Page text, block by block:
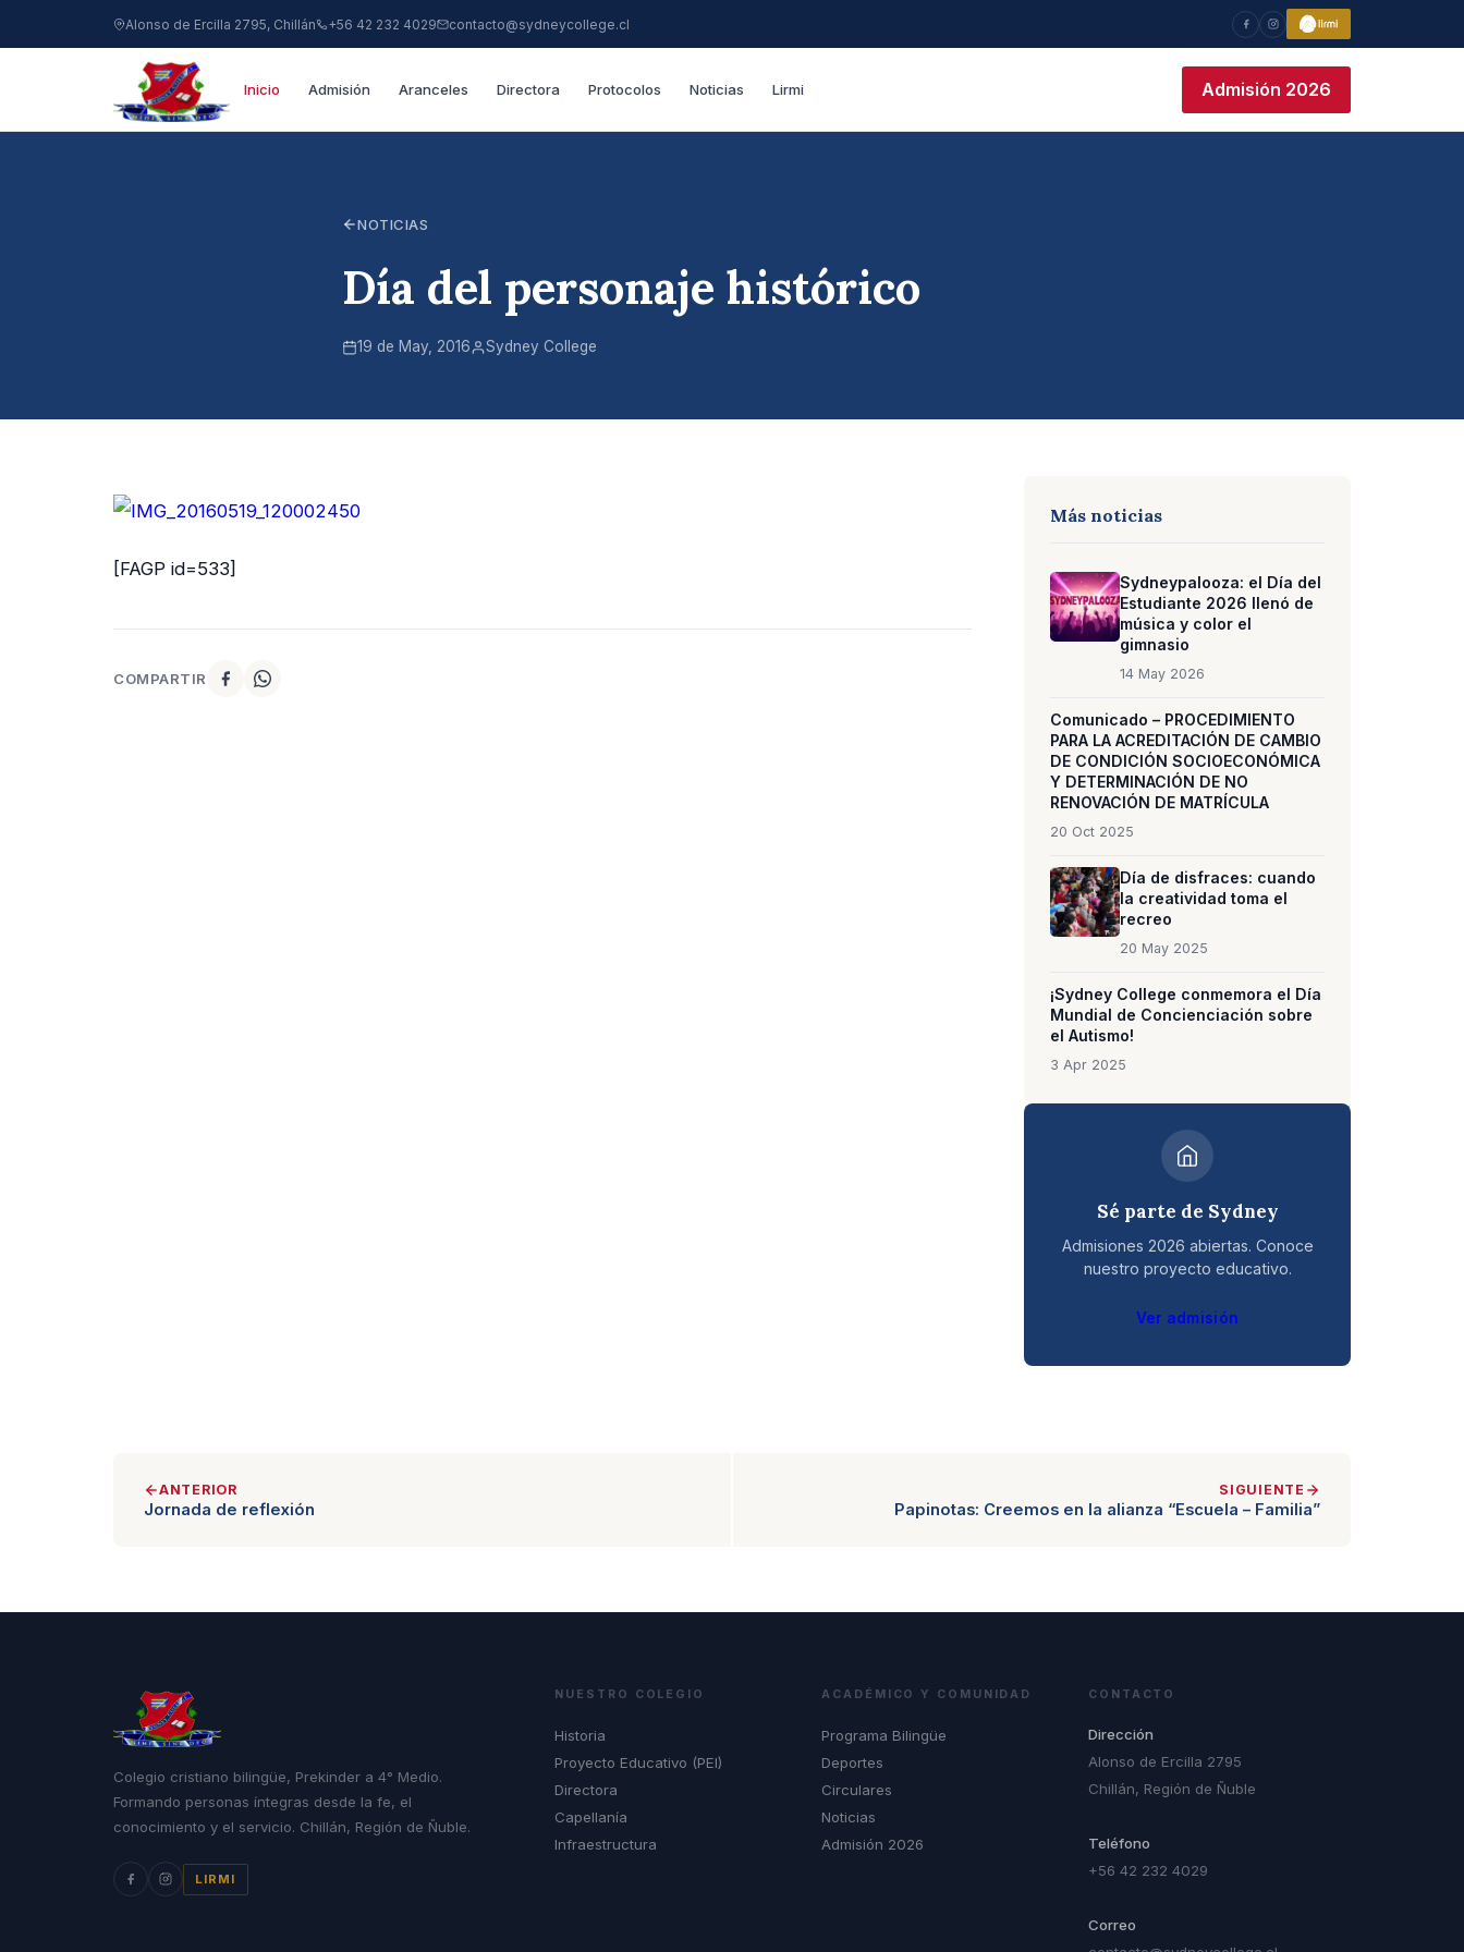
Alonso de Ercilla 2795, Chillán +56 42 232 4029 contacto@sydneycollege.cl
Inicio Admisión Aranceles Directora Protocolos Noticias Lirmi Admisión 2026
NOTICIAS
Día del personaje histórico
19 de May, 2016 Sydney College
[FAGP id=533]
COMPARTIR
Más noticias
Sydneypalooza: el Día del
Estudiante 2026 llenó de
música y color el
gimnasio
14 May 2026
Comunicado – PROCEDIMIENTO
PARA LA ACREDITACIÓN DE CAMBIO
DE CONDICIÓN SOCIOECONÓMICA
Y DETERMINACIÓN DE NO
RENOVACIÓN DE MATRÍCULA
20 Oct 2025
Día de disfraces: cuando
la creatividad toma el
recreo
20 May 2025
¡Sydney College conmemora el Día
Mundial de Concienciación sobre
el Autismo!
3 Apr 2025
Sé parte de Sydney
Admisiones 2026 abiertas. Conoce
nuestro proyecto educativo.
Ver admisión
ANTERIOR
Jornada de reflexión
SIGUIENTE
Papinotas: Creemos en la alianza “Escuela – Familia”
Colegio cristiano bilingüe, Prekinder a 4° Medio.
Formando personas íntegras desde la fe, el
conocimiento y el servicio. Chillán, Región de Ñuble.
LIRMI
NUESTRO COLEGIO
Historia
Proyecto Educativo (PEI)
Directora
Capellanía
Infraestructura
ACADÉMICO Y COMUNIDAD
Programa Bilingüe
Deportes
Circulares
Noticias
Admisión 2026
CONTACTO
Dirección
Alonso de Ercilla 2795
Chillán, Región de Ñuble
Teléfono
+56 42 232 4029
Correo